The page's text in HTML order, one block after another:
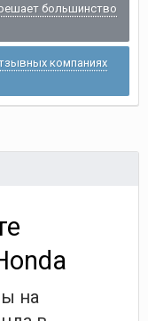
большинство
компаниях
на